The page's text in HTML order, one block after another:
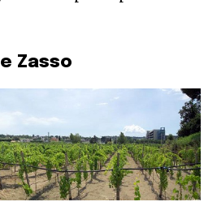
Zasso